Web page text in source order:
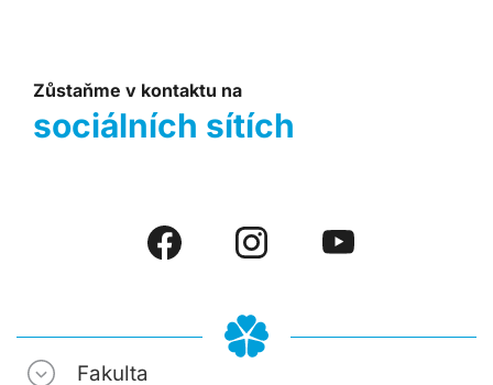
Zůstaňme v kontaktu na
sociálních sítích
Fakulta